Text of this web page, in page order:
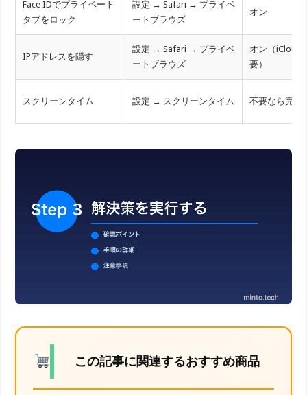
Face IDでプライベート
タブをロック
設定 → Safari → プライベ
ートブラウズ
オン
IPアドレスを隠す
設定 → Safari → プライベ
ートブラウズ
オン（
要）
スクリーンタイム 設定 → スクリーンタイム 不要なら完全
この記事に関連するおすすめ商品